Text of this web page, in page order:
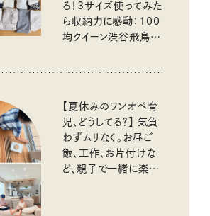
る！3サイズ使ってみた
ら収納力に感動：100
均クイーン渋谷飛鳥の
【夏休みのワンオペ育
児、どうしてる？】 気負
わずムリなく。お昼ご
飯、工作、お片付けな
ど、親子で一緒に楽し